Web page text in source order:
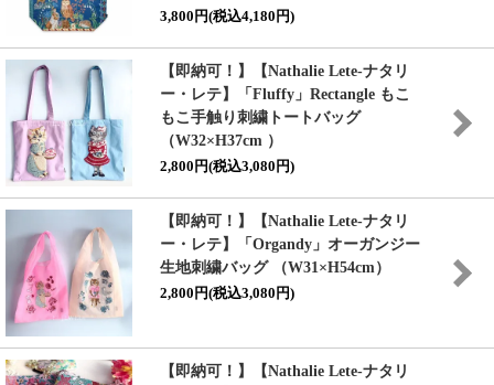
3,800円(税込4,180円)
【即納可！】【Nathalie Lete-ナタリ
ー・レテ】「Fluffy」Rectangle もこ
もこ手触り刺繍トートバッグ
（W32×H37cm ）
2,800円(税込3,080円)
【即納可！】【Nathalie Lete-ナタリ
ー・レテ】「Organdy」オーガンジー
生地刺繍バッグ （W31×H54cm）
2,800円(税込3,080円)
【即納可！】【Nathalie Lete-ナタリ